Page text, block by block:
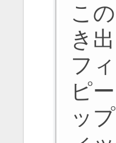
こ
き
フ
ピ
ッ